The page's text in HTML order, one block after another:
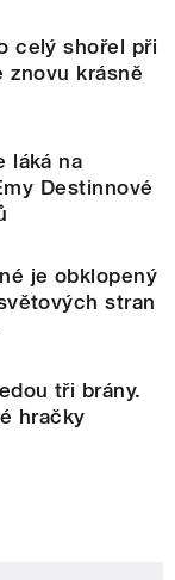
celý shořel při
znovu krásně
láká na
Destinnové
je obklopený
stran
tři brány.
hračky